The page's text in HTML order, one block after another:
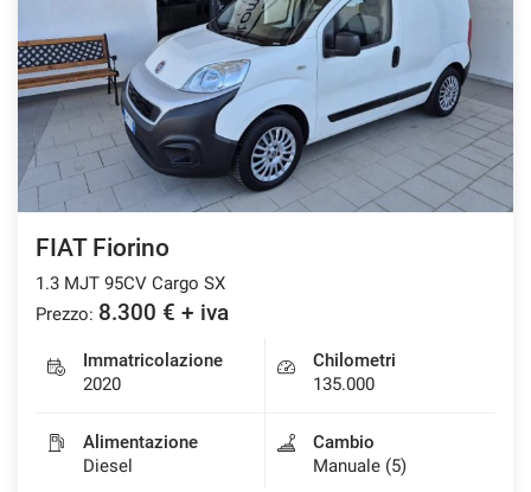
FIAT Fiorino
1.3 MJT 95CV Cargo SX
Prezzo: 8.300 € + iva
Immatricolazione
2020
Chilometri
135.000
Alimentazione
Diesel
Cambio
Manuale (5)